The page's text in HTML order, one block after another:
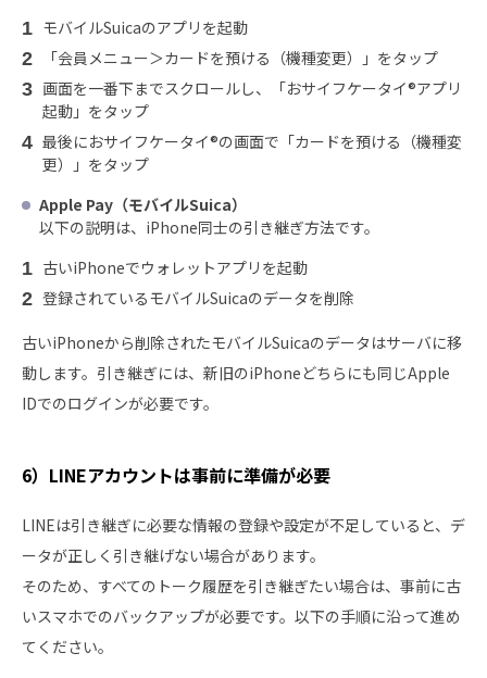
モバイルSuicaのアプリを起動
「会員メニュー＞カードを預ける（機種変更）」をタップ
画面を一番下までスクロールし、「おサイフケータイ®アプリ
起動」をタップ
最後におサイフケータイ®の画面で「カードを預ける（機種変
更）」をタップ
Apple Pay （モバイルSuica）
以下の説明は、iPhone同士の引き継ぎ方法です。
古いiPhoneでウォレットアプリを起動
登録されているモバイルSuicaのデータを削除
古いiPhoneから削除されたモバイルSuicaのデータはサーバに移
動します。引き継ぎには、新旧のiPhoneどちらにも同じApple
IDでのログインが必要です。
6）LINEアカウントは事前に準備が必要
LINEは引き継ぎに必要な情報の登録や設定が不足していると、デ
ータが正しく引き継げない場合があります。
そのため、すべてのトーク履歴を引き継ぎたい場合は、事前に古
いスマホでのバックアップが必要です。以下の手順に沿って進め
てください。